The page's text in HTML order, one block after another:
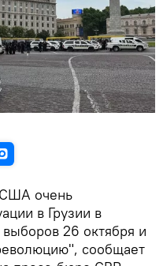
США очень
в Грузии в
26 октября и
сообщает